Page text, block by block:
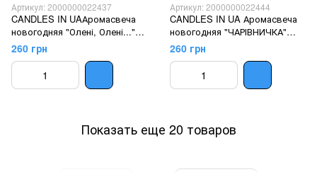
Артикул: 2000000022437
CANDLES IN UAАромасвеча
новогодняя "Олені, Олені..."
120г
260 грн
Артикул: 2000000022444
CANDLES IN UA Аромасвеча
новогодняя "ЧАРІВНИЧКА"
120г
260 грн
Показать еще 20 товаров